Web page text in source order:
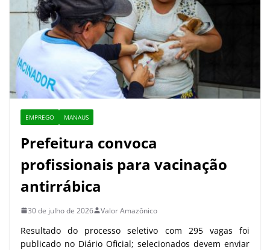
EMPREGO MANAUS
Prefeitura convoca
profissionais para vacinação
antirrábica
30 de julho de 2026 Valor Amazônico
Resultado do processo seletivo com 295 vagas foi
publicado no Diário Oficial; selecionados devem enviar